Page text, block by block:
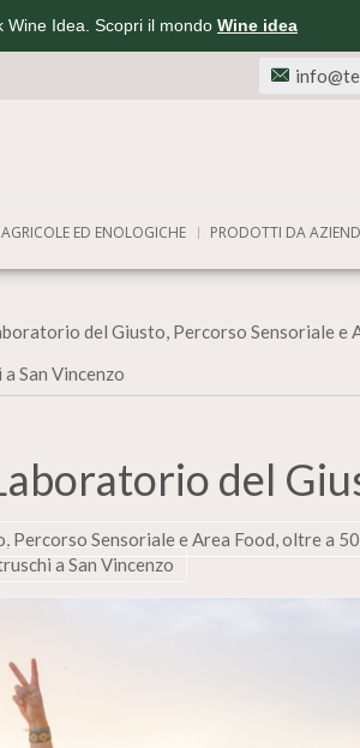
Wine Idea. Scopri il mondo Wine idea
ED ENOLOGICHE PRODOTTI DA
del Giusto, Percorso Sensoriale e
San Vincenzo
del
Sensoriale e Area Food, oltre a
a San Vincenzo